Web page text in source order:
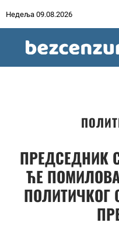
Недеља 09.08.2026
ПРЕДСЕДНИК
ЋЕ
ПОЛИТИЧКОГ